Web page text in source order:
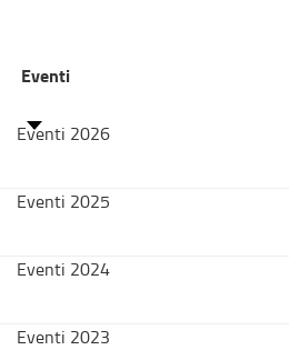
Eventi
Eventi 2026
Eventi 2025
Eventi 2024
Eventi 2023